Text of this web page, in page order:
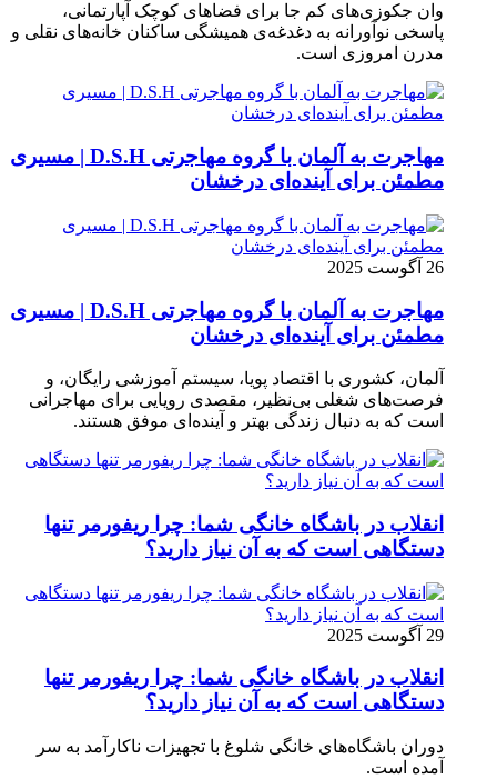
وان جکوزی‌های کم‌ جا برای فضاهای کوچک آپارتمانی،
پاسخی نوآورانه به دغدغه‌ی همیشگی ساکنان خانه‌های نقلی و
مدرن امروزی ا‌ست.
مهاجرت به آلمان با گروه مهاجرتی D.S.H | مسیری
مطمئن برای آینده‌ای درخشان
26 آگوست 2025
مهاجرت به آلمان با گروه مهاجرتی D.S.H | مسیری
مطمئن برای آینده‌ای درخشان
آلمان، کشوری با اقتصاد پویا، سیستم آموزشی رایگان، و
فرصت‌های شغلی بی‌نظیر، مقصدی رویایی برای مهاجرانی
است که به دنبال زندگی بهتر و آینده‌ای موفق هستند.
انقلاب در باشگاه خانگی شما: چرا ریفورمر تنها
دستگاهی است که به آن نیاز دارید؟
29 آگوست 2025
انقلاب در باشگاه خانگی شما: چرا ریفورمر تنها
دستگاهی است که به آن نیاز دارید؟
دوران باشگاه‌های خانگی شلوغ با تجهیزات ناکارآمد به سر
آمده است.